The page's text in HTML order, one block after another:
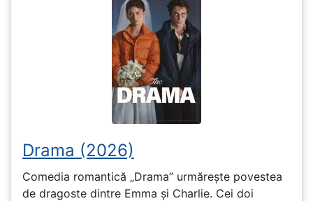
Drama (2026)
Comedia romantică „Drama” urmărește povestea
de dragoste dintre Emma și Charlie. Cei doi